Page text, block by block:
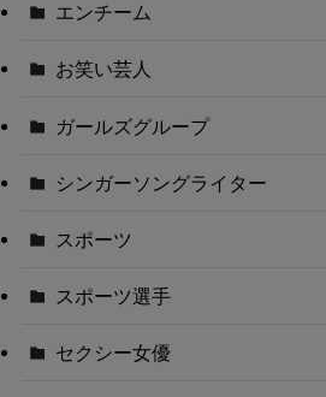
エンチーム
お笑い芸人
ガールズグループ
シンガーソングライター
スポーツ
スポーツ選手
セクシー女優